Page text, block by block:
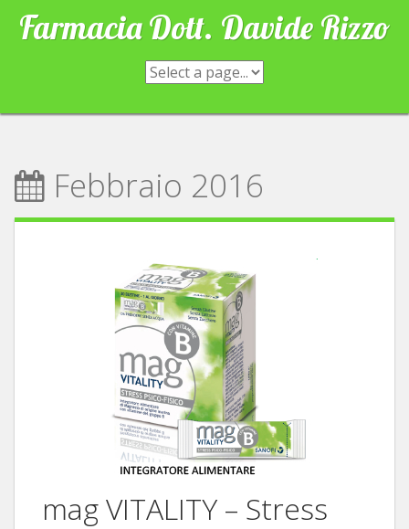
SkipFarmacia Dott. Davide Rizzo
Febbraio 2016
mag VITALITY – Stress